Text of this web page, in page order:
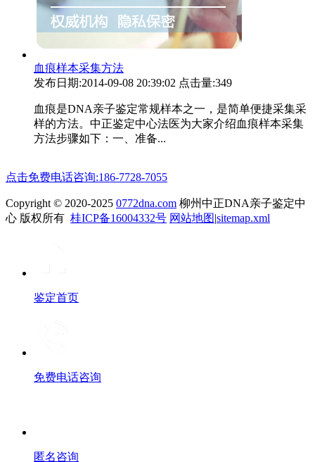
血痕样本采集方法
发布日期:2014-09-08 20:39:02 点击量:349
血痕是DNA亲子鉴定常规样本之一，是简单便捷采集采
样的方法。中正鉴定中心法医为大家介绍血痕样本采集
方法步骤如下：一、准备...
点击免费电话咨询:186-7728-7055
Copyright © 2020-2025 0772dna.com 柳州中正DNA亲子鉴定中
心 版权所有 桂ICP备16004332号 网站地图|sitemap.xml
鉴定首页
免费电话咨询
匿名咨询